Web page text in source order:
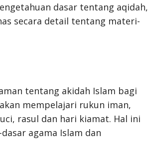
dasar tentang aqidah,
secara detail tentang materi-
tentang akidah Islam bagi
mempelajari rukun iman,
rasul dan hari kiamat. Hal ini
agama Islam dan